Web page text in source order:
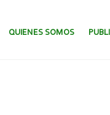
AL CONTENIDO.
QUIENES SOMOS